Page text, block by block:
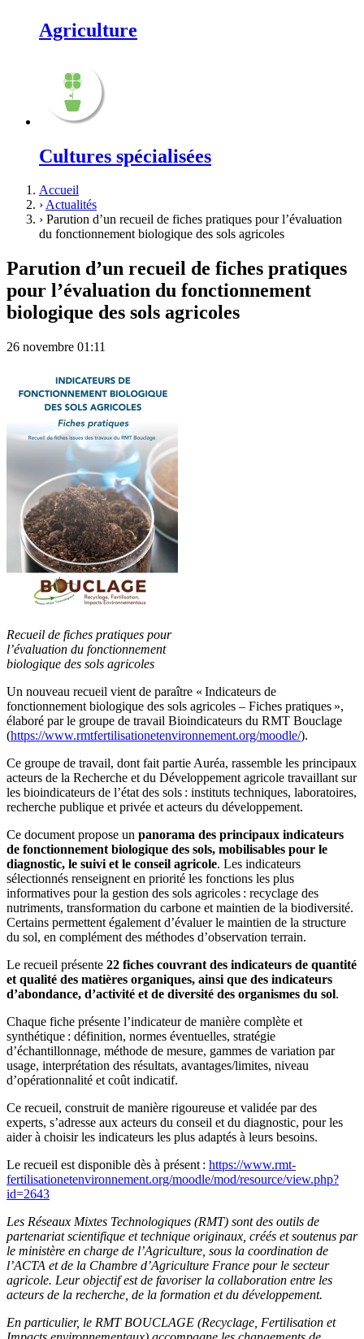
Agriculture
Cultures spécialisées
Accueil
›Actualités
› Parution d’un recueil de fiches pratiques pour l’évaluation
du fonctionnement biologique des sols agricoles
Parution d’un recueil de fiches pratiques
pour l’évaluation du fonctionnement
biologique des sols agricoles
26 novembre 01:11
Recueil de fiches pratiques pour
l’évaluation du fonctionnement
biologique des sols agricoles
Un nouveau recueil vient de paraître « Indicateurs de
fonctionnement biologique des sols agricoles – Fiches pratiques »,
élaboré par le groupe de travail Bioindicateurs du RMT Bouclage
(https://www.rmtfertilisationetenvironnement.org/moodle/).
Ce groupe de travail, dont fait partie Auréa, rassemble les principaux
acteurs de la Recherche et du Développement agricole travaillant sur
les bioindicateurs de l’état des sols : instituts techniques, laboratoires,
recherche publique et privée et acteurs du développement.
Ce document propose un panorama des principaux indicateurs
de fonctionnement biologique des sols, mobilisables pour le
diagnostic, le suivi et le conseil agricole. Les indicateurs
sélectionnés renseignent en priorité les fonctions les plus
informatives pour la gestion des sols agricoles : recyclage des
nutriments, transformation du carbone et maintien de la biodiversité.
Certains permettent également d’évaluer le maintien de la structure
du sol, en complément des méthodes d’observation terrain.
Le recueil présente 22 fiches couvrant des indicateurs de quantité
et qualité des matières organiques, ainsi que des indicateurs
d’abondance, d’activité et de diversité des organismes du sol.
Chaque fiche présente l’indicateur de manière complète et
synthétique : définition, normes éventuelles, stratégie
d’échantillonnage, méthode de mesure, gammes de variation par
usage, interprétation des résultats, avantages/limites, niveau
d’opérationnalité et coût indicatif.
Ce recueil, construit de manière rigoureuse et validée par des
experts, s’adresse aux acteurs du conseil et du diagnostic, pour les
aider à choisir les indicateurs les plus adaptés à leurs besoins.
Le recueil est disponible dès à présent : https://www.rmt-
fertilisationetenvironnement.org/moodle/mod/resource/view.php?
id=2643
Les Réseaux Mixtes Technologiques (RMT) sont des outils de
partenariat scientifique et technique originaux, créés et soutenus par
le ministère en charge de l’Agriculture, sous la coordination de
l’ACTA et de la Chambre d’Agriculture France pour le secteur
agricole. Leur objectif est de favoriser la collaboration entre les
acteurs de la recherche, de la formation et du développement.
En particulier, le RMT BOUCLAGE (Recyclage, Fertilisation et